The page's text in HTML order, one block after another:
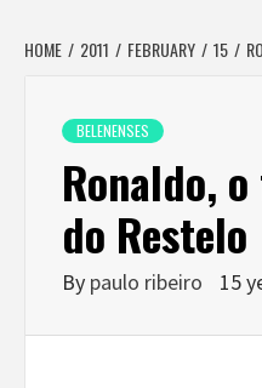
HOME 2011 FEBRUARY 15
BELENENSES
Ronaldo,
do Restelo
By paulo ribeiro 15